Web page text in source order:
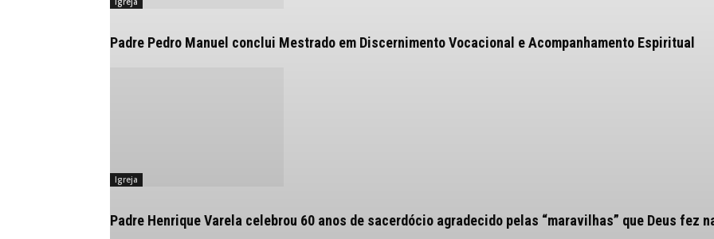
Padre Pedro Manuel conclui Mestrado em Discernimento Vocacional e Acompanhamento Espiritual
Igreja
Padre Henrique Varela celebrou 60 anos de sacerdócio agradecido pelas “maravilhas” que Deus fez